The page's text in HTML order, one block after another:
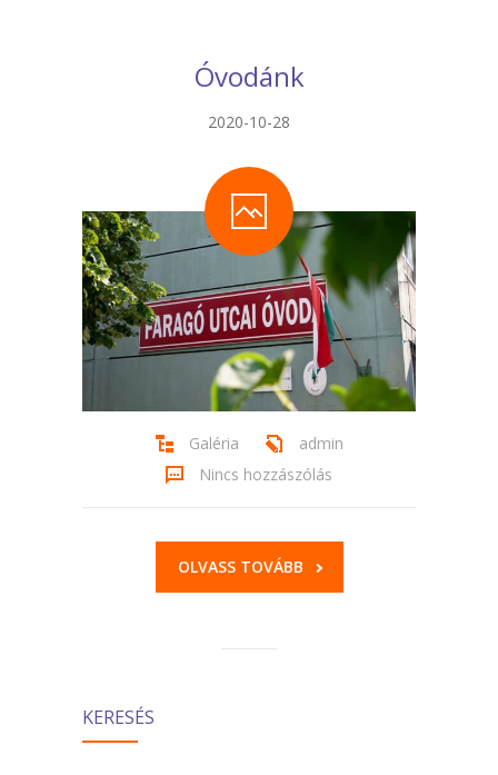
Dokumentumok
Kapcsolat
Facebook
Óvodánk
2020-10-28
Galéria
admin
Nincs hozzászólás
OLVASS TOVÁBB
KERESÉS